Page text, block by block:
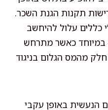
תקנות הגנת השכר.
כללים עלול להיחשב
במיוחד כאשר מתרחש
מהמס הגלום בניגוד
הנעשית באופן עקבי